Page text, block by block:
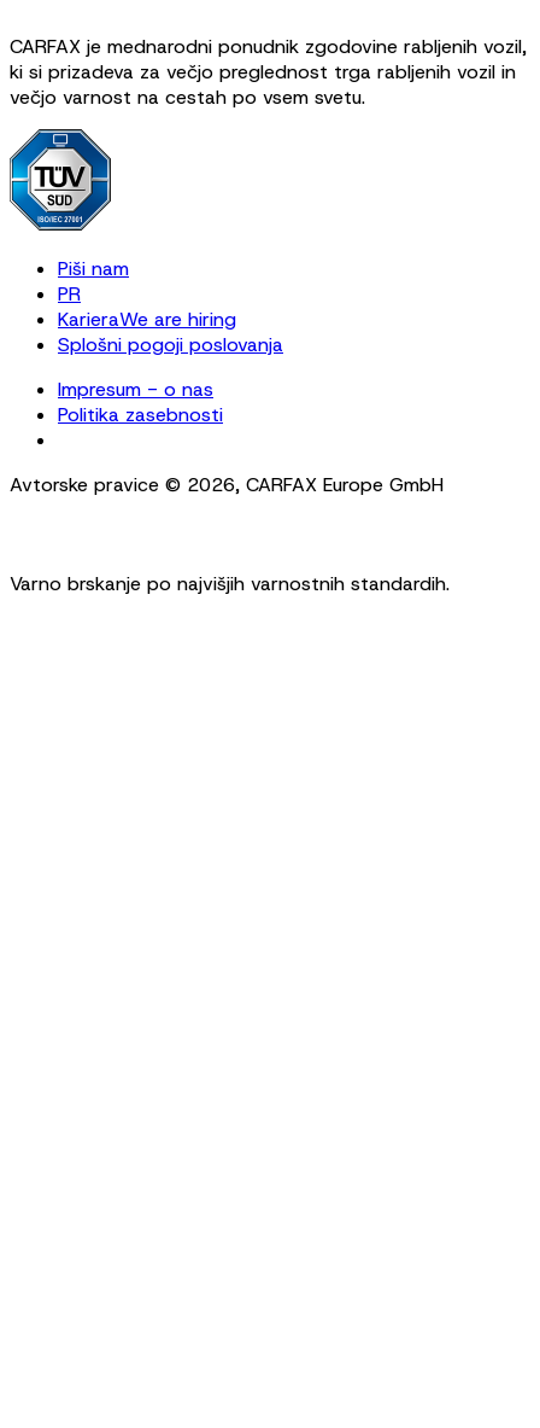
CARFAX je mednarodni ponudnik zgodovine rabljenih vozil,
ki si prizadeva za večjo preglednost trga rabljenih vozil in
večjo varnost na cestah po vsem svetu.
Piši nam
PR
KarieraWe are hiring
Splošni pogoji poslovanja
Impresum - o nas
Politika zasebnosti
Avtorske pravice © 2026, CARFAX Europe GmbH
Varno brskanje po najvišjih varnostnih standardih.